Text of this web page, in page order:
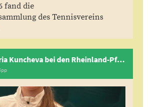
fand die
des Tennisvereins
Bronze für Victoria Kuncheva bei den Rheinland-Pfalz-Jugend-Hallenmeisterschaften